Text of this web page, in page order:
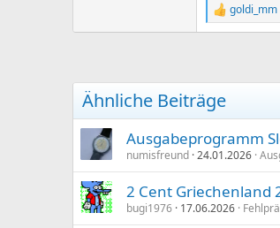
R
e
i
o
n
n
:
goldi_mm
Ähnliche Beiträge
Ausgabeprogramm
numisfreund 24.01.2026
2 Cent Griechenland
bugi1976 17.06.2026